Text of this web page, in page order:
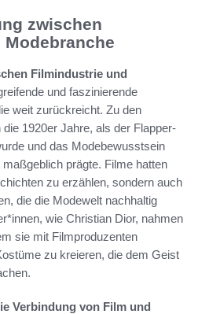
zwischen
Filmindustrie und
und faszinierende
weit zurückreicht. Zu den
1920er Jahre, als der Flapper-
und das Modebewusstsein
prägte. Filme hatten
zu erzählen, sondern auch
die die Modewelt nachhaltig
wie Christian Dior, nahmen
sie mit Filmproduzenten
zu kreieren, die dem Geist
Verbindung von Film und